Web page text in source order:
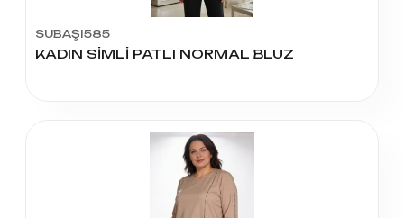
SUBAŞI585
KADIN SİMLİ PATLI NORMAL BLUZ